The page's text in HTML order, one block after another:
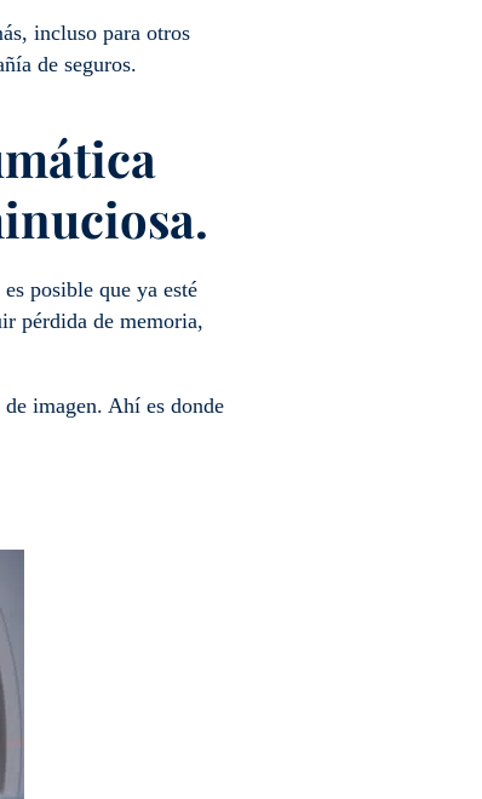
incluso para otros
de seguros.
posible que ya esté
pérdida de memoria,
de imagen. Ahí es donde